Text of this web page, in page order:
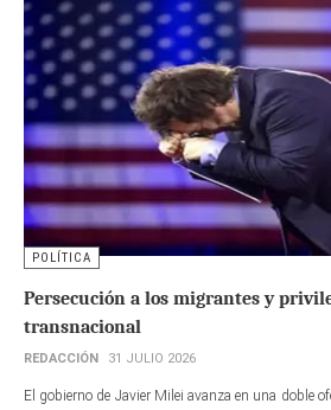
POLÍTICA
Persecución a los migrantes y
transnacional
REDACCIÓN 31 JULIO 2026
El gobierno de Javier Milei avanza en una doble